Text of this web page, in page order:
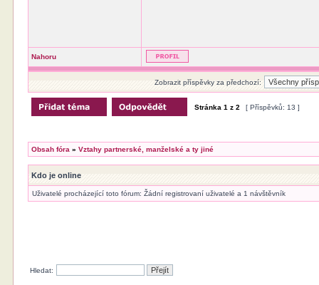
Nahoru
Zobrazit příspěvky za předchozí:
Stránka1 z2 [ Příspěvků: 13 ]
Obsah fóra »Vztahy partnerské, manželské a ty jiné
Kdo je online
Uživatelé procházející toto fórum: Žádní registrovaní uživatelé a 1 návštěvník
Hledat: